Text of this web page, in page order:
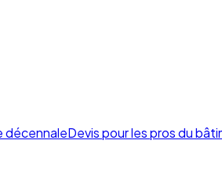
décennaleDevis pour les pros du